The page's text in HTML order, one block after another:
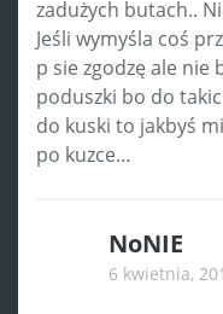
zadużych butach..
Jeśli wymyśla coś
p sie zgodzę ale nie
poduszki bo do
do kuski to jakbyś
po kuzce…
NoNIE
6 kwietnia,